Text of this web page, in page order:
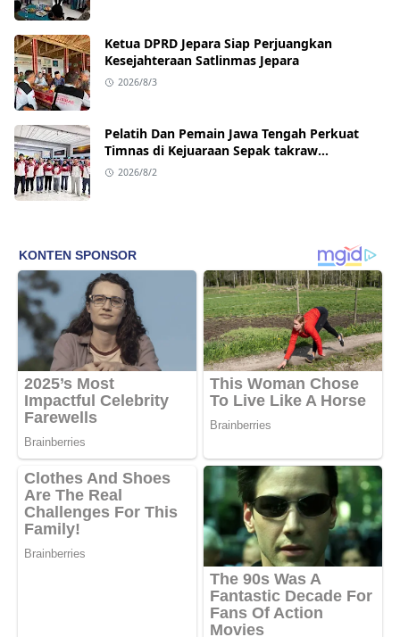
Ketua DPRD Jepara Siap Perjuangkan
Kesejahteraan Satlinmas Jepara
2026/8/3
Pelatih Dan Pemain Jawa Tengah Perkuat
Timnas di Kejuaraan Sepak takraw
Internasional
2026/8/2